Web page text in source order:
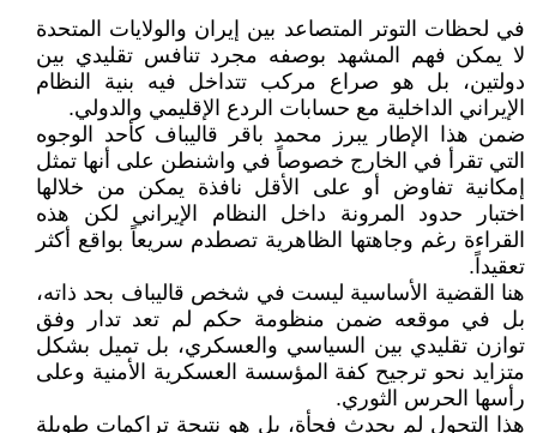
في لحظات التوتر المتصاعد بين إيران والولايات المتحدة
لا يمكن فهم المشهد بوصفه مجرد تنافس تقليدي بين
دولتين، بل هو صراع مركب تتداخل فيه بنية النظام
الإيراني الداخلية مع حسابات الردع الإقليمي والدولي.
ضمن هذا الإطار يبرز محمد باقر قاليباف كأحد الوجوه
التي تقرأ في الخارج خصوصاً في واشنطن على أنها تمثل
إمكانية تفاوض أو على الأقل نافذة يمكن من خلالها
اختبار حدود المرونة داخل النظام الإيراني لكن هذه
القراءة رغم وجاهتها الظاهرية تصطدم سريعاً بواقع أكثر
تعقيداً.
هنا القضية الأساسية ليست في شخص قاليباف بحد ذاته،
بل في موقعه ضمن منظومة حكم لم تعد تدار وفق
توازن تقليدي بين السياسي والعسكري، بل تميل بشكل
متزايد نحو ترجيح كفة المؤسسة العسكرية الأمنية وعلى
رأسها الحرس الثوري.
هذا التحول لم يحدث فجأة، بل هو نتيجة تراكمات طويلة